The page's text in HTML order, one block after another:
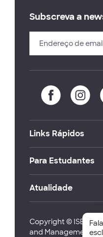
Subscreva a
Links Rápidos
Para Estudantes
Atualidade
Copyright © ISEG
and Management